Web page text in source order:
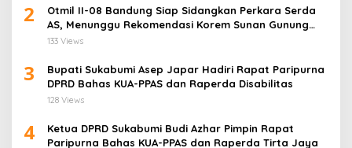
2
Otmil II-08 Bandung Siap Sidangkan Perkara Serda
AS, Menunggu Rekomendasi Korem Sunan Gunung
Jati Cirebon
133 Views
3
Bupati Sukabumi Asep Japar Hadiri Rapat Paripurna
DPRD Bahas KUA-PPAS dan Raperda Disabilitas
128 Views
4
Ketua DPRD Sukabumi Budi Azhar Pimpin Rapat
Paripurna Bahas KUA-PPAS dan Raperda Tirta Jaya